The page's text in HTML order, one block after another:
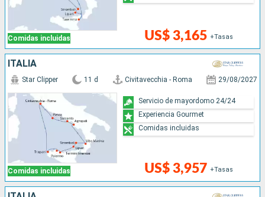
Comidas incluidas US$ 3,165 +Tasas
ITALIA
Comidas incluidas
Star Clipper 11 d Civitavecchia - Roma 29/08/2027
US$ 3,957 +Tasas
Servicio de mayordomo 24/24
Experiencia Gourmet
Comidas incluidas